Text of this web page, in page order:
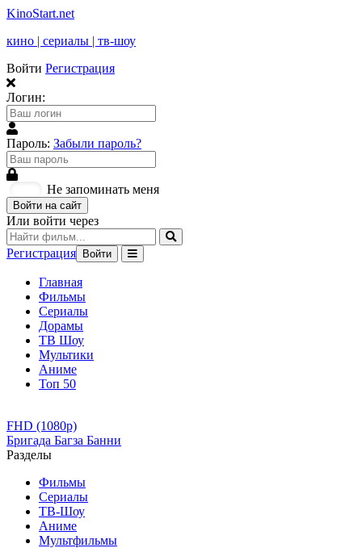
KinoStart.net
кино | сериалы | тв-шоу
Войти Регистрация
Логин:
Пароль: Забыли пароль?
Не запоминать меня
Войти на сайт
Или войти через
Регистрация Войти
Главная
Фильмы
Сериалы
Дорамы
ТВ Шоу
Мультики
Аниме
Топ 50
FHD (1080p)
Бригада Багза Банни
Разделы
Фильмы
Сериалы
ТВ-Шоу
Аниме
Мультфильмы